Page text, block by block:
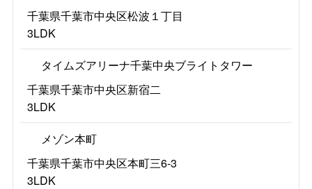
千葉県千葉市中央区松波１丁目
3LDK
タイムズアリーナ千葉中央ブライトタワー
千葉県千葉市中央区新宿二
3LDK
メゾン本町
千葉県千葉市中央区本町三6-3
3LDK